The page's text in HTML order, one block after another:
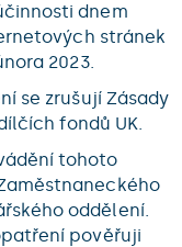
dnem
stránek
2023.
se zrušují Zásady
fondů UK.
tohoto
oddělení.
pověřuji